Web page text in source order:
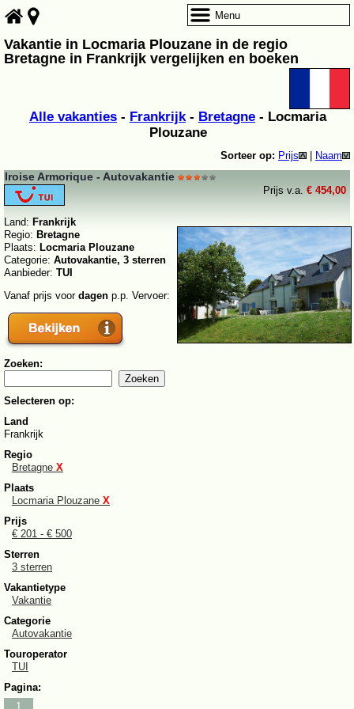
Vakantie in Locmaria Plouzane in de regio
Bretagne in Frankrijk vergelijken en boeken
Alle vakanties - Frankrijk- Bretagne - Locmaria
Plouzane
Sorteer op: Prijs Naam
Iroise Armorique - Autovakantie
Prijs v.a. € 454,00
Land: Frankrijk
Regio: Bretagne
Plaats: Locmaria Plouzane
Categorie: Autovakantie, 3 sterren
Aanbieder: TUI
Vanaf prijs voor dagen p.p. Vervoer:
Zoeken:
Selecteren op:
Land
Frankrijk
Regio
Bretagne X
Plaats
Locmaria Plouzane X
Prijs
€ 201 - € 500
Sterren
3 sterren
Vakantietype
Vakantie
Categorie
Autovakantie
Touroperator
TUI
Pagina:
1
Menu